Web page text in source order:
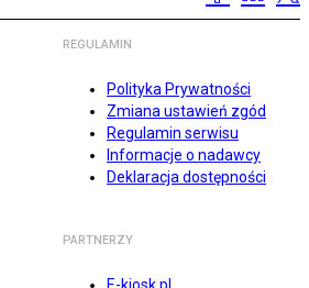
REGULAMIN
Polityka Prywatności
Zmiana ustawień zgód
Regulamin serwisu
Informacje o nadawcy
Deklaracja dostępności
PARTNERZY